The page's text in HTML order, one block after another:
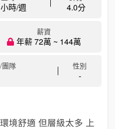
時/週 4.0分
薪資
年薪 72萬 ~ 144萬
團隊 性別
-
境舒適 但層級太多 上